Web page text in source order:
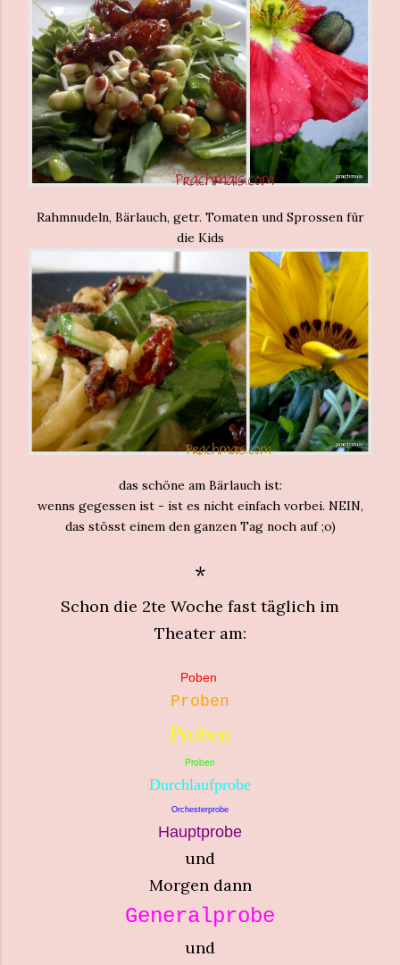
Rahmnudeln, Bärlauch, getr. Tomaten und Sprossen für
die Kids
das schöne am Bärlauch ist:
wenns gegessen ist - ist es nicht einfach vorbei. NEIN,
das stösst einem den ganzen Tag noch auf ;o)
*
Schon die 2te Woche fast täglich im
Theater am:
Poben
Proben
Proben
Proben
Durchlaufprobe
Orchesterprobe
Hauptprobe
und
Morgen dann
Generalprobe
und